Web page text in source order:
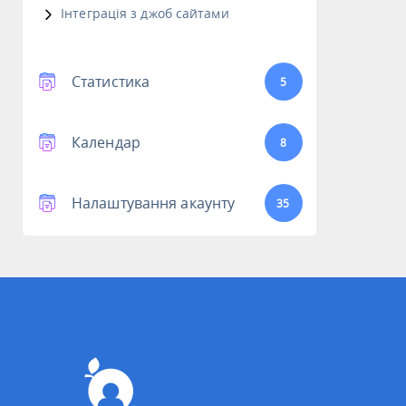
Інтеграція з джоб сайтами
Статистика 5
Календар 8
Налаштування акаунту 35